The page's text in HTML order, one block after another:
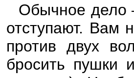
Обычное дело
отступают. Вам
против двух
бросить пушки